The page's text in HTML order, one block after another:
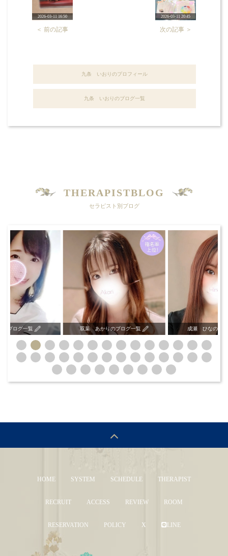
2026-03-11 16:50
＜ 前の記事
2026-03-11 20:45
次の記事 ＞
九条 いおりのプロフィール
九条 いおりのブログ一覧
THERAPISTBLOG
セラピスト別ブログ
双葉 あかりのブログ一覧 成瀬 ひなのブログ一覧
HOME SYSTEM SCHEDULE THERAPIST
RECRUIT ACCESS REVIEW ROOM
RESERVATION POLICY X LINE